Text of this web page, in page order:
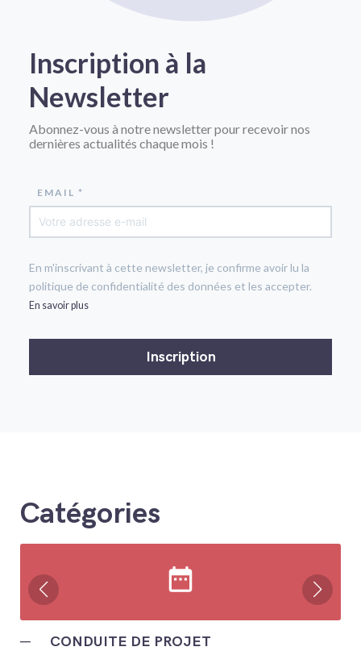
Inscription à la
Newsletter
Abonnez-vous à notre newsletter pour recevoir nos
dernières actualités chaque mois !
EMAIL *
En m'inscrivant à cette newsletter, je confirme avoir lu la
politique de confidentialité des données et les accepter.
En savoir plus
Catégories
date_range
─ CONDUITE DE PROJET